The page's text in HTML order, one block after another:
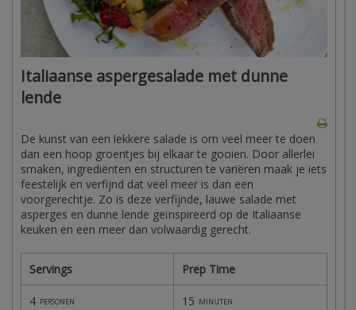
Italiaanse aspergesalade met dunne
lende
De kunst van een lekkere salade is om veel meer te doen
dan een hoop groentjes bij elkaar te gooien. Door allerlei
smaken, ingrediënten en structuren te variëren maak je iets
feestelijk en verfijnd dat veel meer is dan een
voorgerechtje. Zo is deze verfijnde, lauwe salade met
asperges en dunne lende geïnspireerd op de Italiaanse
keuken en een meer dan volwaardig gerecht.
Servings Prep Time
4 personen 15 minuten